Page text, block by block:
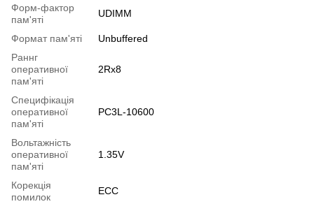
Форм-фактор
пам'яті
UDIMM
Формат пам'яті
Unbuffered
Раннг
оперативної
пам'яті
2Rx8
Специфікація
оперативної
пам'яті
PC3L-10600
Вольтажність
оперативної
пам'яті
1.35V
Корекція
помилок
ECC